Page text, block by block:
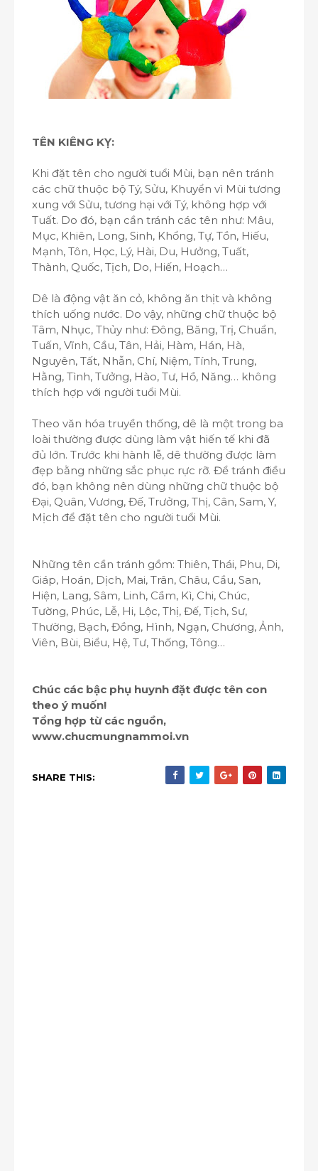
TÊN KIÊNG KỴ:
Khi đặt tên cho người tuổi Mùi, bạn nên tránh
các chữ thuộc bộ Tý, Sửu, Khuyển vì Mùi tương
xung với Sửu, tương hại với Tý, không hợp với
Tuất. Do đó, bạn cần tránh các tên như: Mâu,
Mục, Khiên, Long, Sinh, Khổng, Tự, Tồn, Hiếu,
Mạnh, Tôn, Học, Lý, Hài, Du, Hưởng, Tuất,
Thành, Quốc, Tịch, Do, Hiến, Hoạch…
Dê là động vật ăn cỏ, không ăn thịt và không
thích uống nước. Do vậy, những chữ thuộc bộ
Tâm, Nhục, Thủy như: Đông, Băng, Trị, Chuẩn,
Tuấn, Vĩnh, Cầu, Tân, Hải, Hàm, Hán, Hà,
Nguyên, Tất, Nhẫn, Chí, Niệm, Tính, Trung,
Hằng, Tình, Tưởng, Hào, Tư, Hồ, Năng… không
thích hợp với người tuổi Mùi.
Theo văn hóa truyền thống, dê là một trong ba
loài thường được dùng làm vật hiến tế khi đã
đủ lớn. Trước khi hành lễ, dê thường được làm
đẹp bằng những sắc phục rực rỡ. Để tránh điều
đó, bạn không nên dùng những chữ thuộc bộ
Đại, Quân, Vương, Đế, Trưởng, Thị, Cân, Sam, Y,
Mịch để đặt tên cho người tuổi Mùi.
Những tên cần tránh gồm: Thiên, Thái, Phu, Di,
Giáp, Hoán, Dịch, Mai, Trân, Châu, Cầu, San,
Hiện, Lang, Sâm, Linh, Cầm, Kì, Chi, Chúc,
Tường, Phúc, Lễ, Hi, Lộc, Thị, Đế, Tịch, Sư,
Thường, Bạch, Đồng, Hình, Ngạn, Chương, Ảnh,
Viên, Bùi, Biểu, Hệ, Tư, Thống, Tông…
Chúc các bậc phụ huynh đặt được tên con
theo ý muốn!
Tổng hợp từ các nguồn,
www.chucmungnammoi.vn
SHARE THIS: